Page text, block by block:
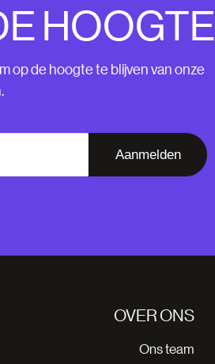
HOOGTE
op de hoogte te blijven van onze
Aanmelden
OVER ONS
Ons team